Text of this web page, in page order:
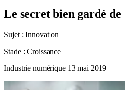
Le secret bien gardé de
Sujet : Innovation
Stade : Croissance
Industrie numérique 13 mai 2019